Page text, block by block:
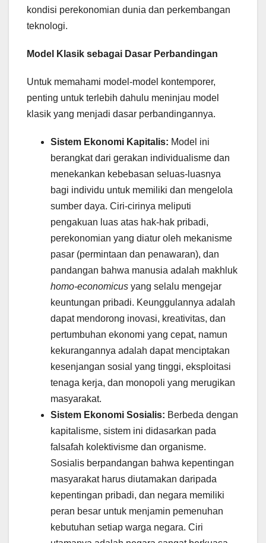
kondisi perekonomian dunia dan perkembangan
teknologi.
Model Klasik sebagai Dasar Perbandingan
Untuk memahami model-model kontemporer,
penting untuk terlebih dahulu meninjau model
klasik yang menjadi dasar perbandingannya.
Sistem Ekonomi Kapitalis: Model ini
berangkat dari gerakan individualisme dan
menekankan kebebasan seluas-luasnya
bagi individu untuk memiliki dan mengelola
sumber daya. Ciri-cirinya meliputi
pengakuan luas atas hak-hak pribadi,
perekonomian yang diatur oleh mekanisme
pasar (permintaan dan penawaran), dan
pandangan bahwa manusia adalah makhluk
homo-economicus yang selalu mengejar
keuntungan pribadi. Keunggulannya adalah
dapat mendorong inovasi, kreativitas, dan
pertumbuhan ekonomi yang cepat, namun
kekurangannya adalah dapat menciptakan
kesenjangan sosial yang tinggi, eksploitasi
tenaga kerja, dan monopoli yang merugikan
masyarakat.
Sistem Ekonomi Sosialis: Berbeda dengan
kapitalisme, sistem ini didasarkan pada
falsafah kolektivisme dan organisme.
Sosialis berpandangan bahwa kepentingan
masyarakat harus diutamakan daripada
kepentingan pribadi, dan negara memiliki
peran besar untuk menjamin pemenuhan
kebutuhan setiap warga negara. Ciri